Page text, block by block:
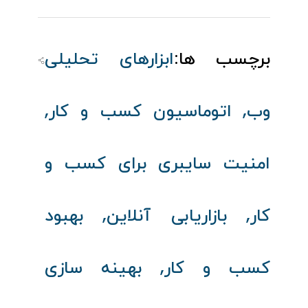
برچسب ها:ابزارهای تحلیلی
وب, اتوماسیون کسب‌ و کار,
امنیت سایبری برای کسب‌ و
کار,بازاریابی آنلاین, بهبود
کسب‌ و کار, بهینه‌ سازی